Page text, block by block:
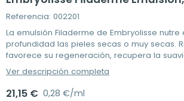
Referencia: 002201
La emulsión Filaderme de Embryolisse nutre
profundidad las pieles secas o muy secas.
favorece su regeneración, recupera la
Ver descripción completa
21,15 € 0,28 €/ml